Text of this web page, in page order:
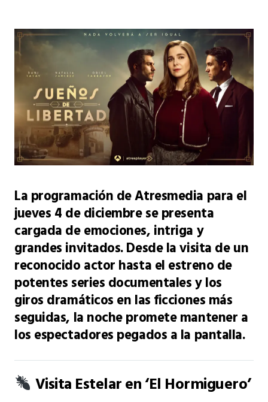
La programación de Atresmedia para el
jueves 4 de diciembre se presenta
cargada de emociones, intriga y
grandes invitados. Desde la visita de un
reconocido actor hasta el estreno de
potentes series documentales y los
giros dramáticos en las ficciones más
seguidas, la noche promete mantener a
los espectadores pegados a la pantalla.
Visita Estelar en ‘El Hormiguero’